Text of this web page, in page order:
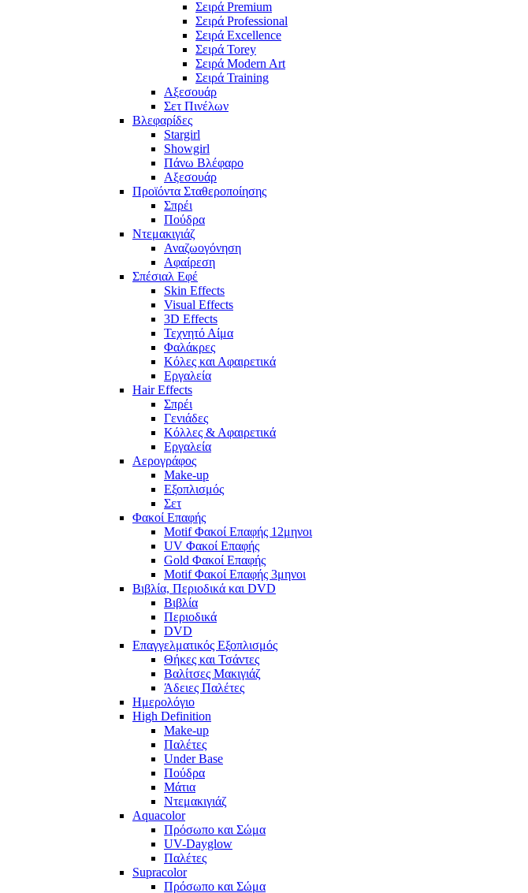
Σειρά Premium
Σειρά Professional
Σειρά Excellence
Σειρά Torey
Σειρά Modern Art
Σειρά Training
Αξεσουάρ
Σετ Πινέλων
Βλεφαρίδες
Stargirl
Showgirl
Πάνω Βλέφαρο
Αξεσουάρ
Προϊόντα Σταθεροποίησης
Σπρέι
Πούδρα
Ντεμακιγιάζ
Αναζωογόνηση
Αφαίρεση
Σπέσιαλ Εφέ
Skin Effects
Visual Effects
3D Effects
Τεχνητό Αίμα
Φαλάκρες
Κόλες και Αφαιρετικά
Εργαλεία
Hair Effects
Σπρέι
Γενιάδες
Κόλλες & Αφαιρετικά
Εργαλεία
Αερογράφος
Make-up
Εξοπλισμός
Σετ
Φακοί Επαφής
Motif Φακοί Επαφής 12μηνοι
UV Φακοί Επαφής
Gold Φακοί Επαφής
Motif Φακοί Επαφής 3μηνοι
Βιβλία, Περιοδικά και DVD
Βιβλία
Περιοδικά
DVD
Επαγγελματικός Εξοπλισμός
Θήκες και Τσάντες
Βαλίτσες Μακιγιάζ
Άδειες Παλέτες
Ημερολόγιο
High Definition
Make-up
Παλέτες
Under Base
Πούδρα
Μάτια
Ντεμακιγιάζ
Aquacolor
Πρόσωπο και Σώμα
UV-Dayglow
Παλέτες
Supracolor
Πρόσωπο και Σώμα